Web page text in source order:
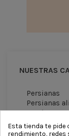
NUESTRAS
Persianas
Persianas
Persianas
Persianas
Cortinas
Esta tienda te pide
rendimiento, redes